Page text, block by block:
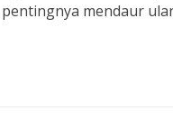
mendaur